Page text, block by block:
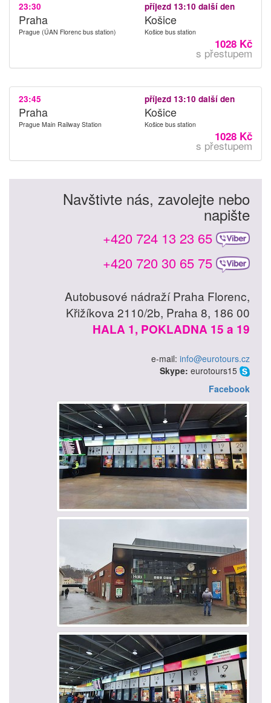
23:30
Praha
Prague (ÚAN Florenc bus station)
příjezd 13:10 další den
Košice
Košice bus station
1028 Kč
s přestupem
23:45
Praha
Prague Main Railway Station
příjezd 13:10 další den
Košice
Košice bus station
1028 Kč
s přestupem
Navštivte nás, zavolejte nebo
napište
+420 724 13 23 65
+420 720 30 65 75
Autobusové nádraží Praha Florenc,
Křižíkova 2110/2b, Praha 8, 186 00
HALA 1, POKLADNA 15 a 19
e-mail: info@eurotours.cz
Skype: eurotours15
Facebook